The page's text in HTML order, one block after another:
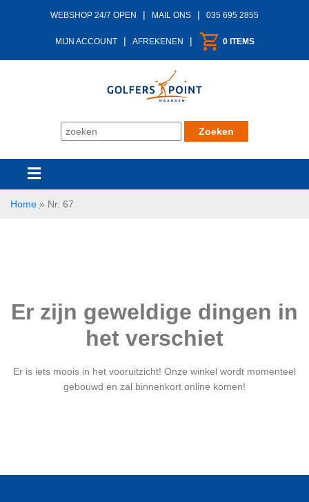
WEBSHOP 24/7 OPEN | MAIL ONS | 035 695 2855
MIJN ACCOUNT | AFREKENEN | 0 ITEMS
Home » Nr. 67
Er zijn geweldige dingen in
het verschiet
Er is iets moois in het vooruitzicht! Onze winkel wordt momenteel
gebouwd en zal binnenkort online komen!